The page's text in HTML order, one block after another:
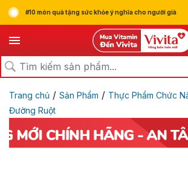
#10 món quà tặng sức khỏe ý nghĩa cho người già
Trang chủ / Sản Phẩm / Thực Phẩm Chức
Đường Ruột